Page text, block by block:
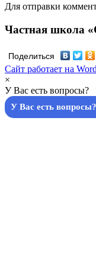
Для отправки
Частная школа
Поделиться
Сайт работает на
×
У Вас есть вопросы?
У Вас есть вопросы?